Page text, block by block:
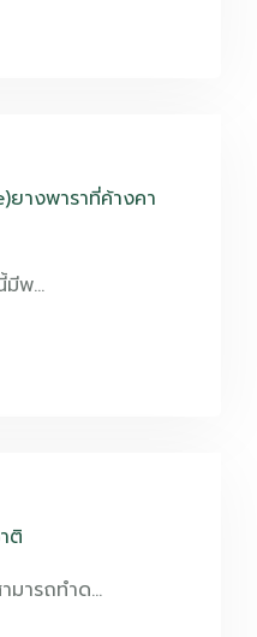
ยางพาราที่ค้างคา
มีพ…
ติ
มารถทำด…